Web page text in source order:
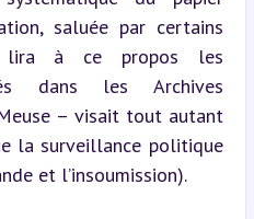
saluée par certains
lira à ce propos les
dans les Archives
– visait tout autant
la surveillance politique
et l’insoumission).